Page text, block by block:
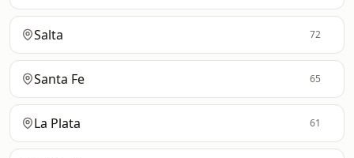
Salta 72
Santa Fe 65
La Plata 61